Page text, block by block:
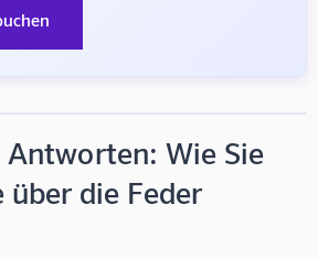
Wie Sie
die Feder